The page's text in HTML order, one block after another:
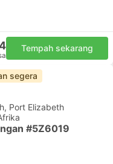
Tempah sekarang
segera
Port Elizabeth
#5Z6019